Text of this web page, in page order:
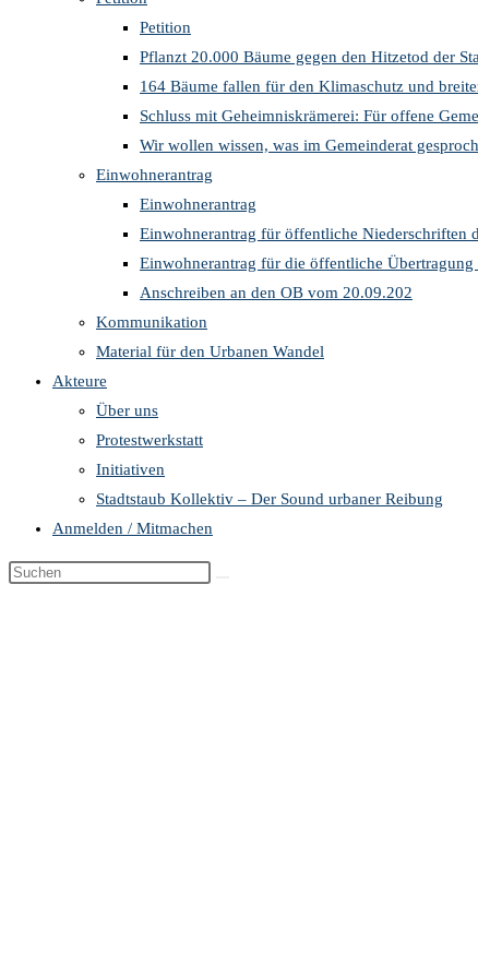
Petition
Pflanzt 20.000 Bäume gegen den Hitzetod der
164 Bäume fallen für den Klimaschutz und
Schluss mit Geheimniskrämerei: Für offene
Wir wollen wissen, was im Gemeinderat
Einwohnerantrag
Einwohnerantrag
Einwohnerantrag für öffentliche Niederschriften
Einwohnerantrag für die öffentliche Übertragung
Anschreiben an den OB vom 20.09.202
Kommunikation
Material für den Urbanen Wandel
Akteure
Über uns
Protestwerkstatt
Initiativen
Stadtstaub Kollektiv – Der Sound urbaner Reibung
Anmelden / Mitmachen
Diese